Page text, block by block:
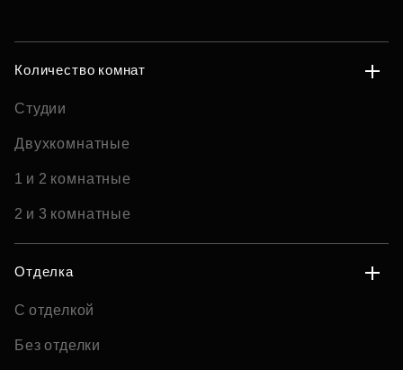
Количество комнат
Студии
Двухкомнатные
1 и 2 комнатные
2 и 3 комнатные
Отделка
С отделкой
Без отделки